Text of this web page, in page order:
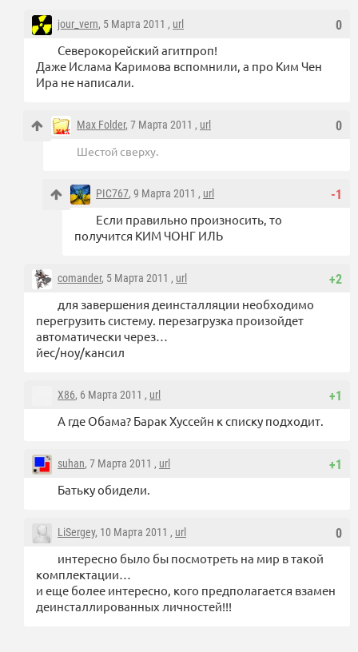
0
jour_vern, 5 Марта 2011 , url
Северокорейский агитпроп!
Даже Ислама Каримова вспомнили, а про Ким Чен
Ира не написали.
0
Max Folder, 7 Марта 2011 , url
Шестой сверху.
-1
PIC767, 9 Марта 2011 , url
Если правильно произносить, то
получится КИМ ЧОНГ ИЛЬ
+2
comander, 5 Марта 2011 , url
для завершения деинсталляции необходимо
перегрузить систему. перезагрузка произойдет
автоматически через…
йес/ноу/кансил
+1
X86, 6 Марта 2011 , url
А где Обама? Барак Хуссейн к списку подходит.
+1
suhan, 7 Марта 2011 , url
Батьку обидели.
0
LiSergey, 10 Марта 2011 , url
интересно было бы посмотреть на мир в такой
комплектации…
и еще более интересно, кого предполагается взамен
деинсталлированных личностей!!!